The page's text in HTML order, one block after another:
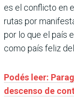
es el conflicto en
rutas por
por lo que el país
como país feliz
Podés leer:
descenso de